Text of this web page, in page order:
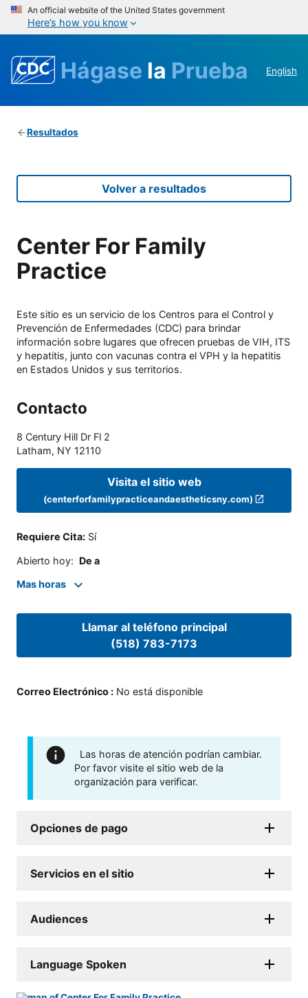
An official website of the United States government
Here’s how you know
Hágase la Prueba English
Resultados
Volver a resultados
Center For Family
Practice
Este sitio es un servicio de los Centros para el Control y
Prevención de Enfermedades (CDC) para brindar
información sobre lugares que ofrecen pruebas de VIH, ITS
y hepatitis, junto con vacunas contra el VPH y la hepatitis
en Estados Unidos y sus territorios.
Contacto
8 Century Hill Dr Fl 2
Latham, NY 12110
Visita el sitio web
(centerforfamilypracticeandaestheticsny.com)
Requiere Cita: Sí
Abierto hoy: De a
Mas horas
Llamar al teléfono principal
(518) 783-7173
Correo Electrónico : No está disponible
Las horas de atención podrían cambiar.
Por favor visite el sitio web de la
organización para verificar.
Opciones de pago
Servicios en el sitio
Audiences
Language Spoken